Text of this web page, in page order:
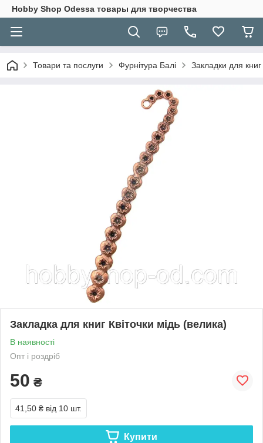
Hobbу Shop Odessa товары для творчества
Товари та послуги Фурнітура Балі Закладки для книг
Закладка для книг Квіточки мідь (велика)
В наявності
Опт і роздріб
50 ₴
41,50 ₴ від 10 шт.
Купити